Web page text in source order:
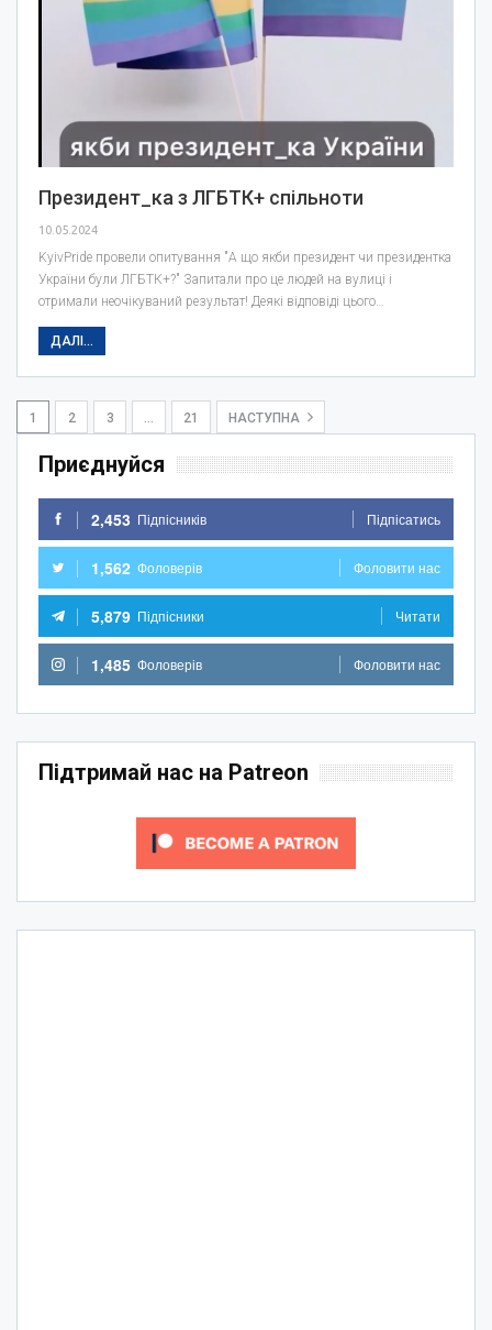
Президент_ка з ЛГБТК+ спільноти
10.05.2024
KyivPride провели опитування "А що якби президент чи президентка
України були ЛГБТК+?" Запитали про це людей на вулиці і
отримали неочікуваний результат! Деякі відповіді цього…
ДАЛІ...
1 2 3 21 НАСТУПНА
Приєднуйся
2,453 Підпісників Підпісатись
1,562 Фоловерів Фоловити нас
5,879 Підпісники Читати
1,485 Фоловерів Фоловити нас
Підтримай нас на Patreon